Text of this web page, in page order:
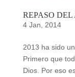
REPASO DEL
4 Jan, 2014
2013 ha sido
Primero que
Dios. Por eso